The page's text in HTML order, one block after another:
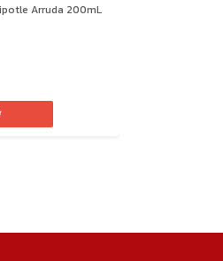
Arruda 200mL